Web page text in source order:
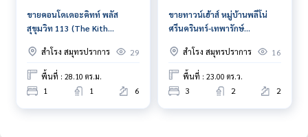
ขายคอนโดเดอะคิทท์ พลัส
สุขุมวิท 113 (The Kith
อยู่ สำโรง สมุทรปราการ 29
พื้นที่ : 28.10 ตร.ม.
1 1 6
ขายทาวน์เฮ้าส์ หมู่บ้านพลีโน่
ศรีนครินทร์-เทพารักษ์
สำโรง สมุทรปราการ
16
พื้นที่ : 23.00 ตร.ว.
3 2 2